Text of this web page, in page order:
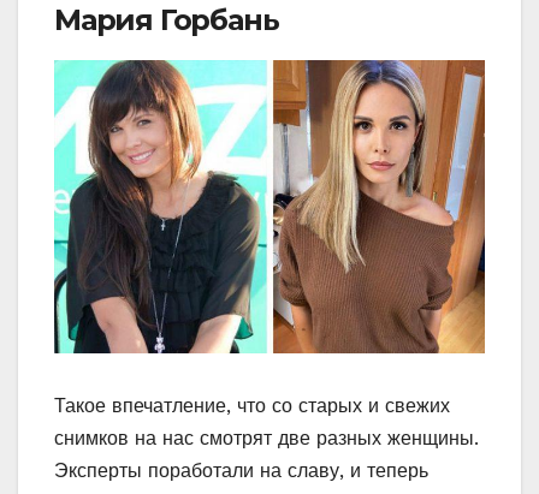
Мария Горбань
Такое впечатление, что со старых и свежих
снимков на нас смотрят две разных женщины.
Эксперты поработали на славу, и теперь